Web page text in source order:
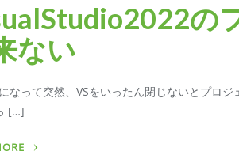
の
ない
なって突然、VSをいったん閉じないとプロ
[…]